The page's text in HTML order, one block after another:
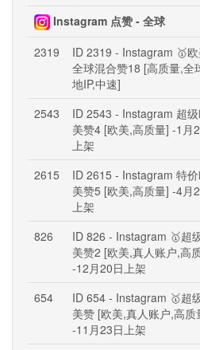
Instagram 点赞 - 全球
2319
ID 2319 - Instagram 🥇
全球混合赞18 [高质量,全
地IP,中速]
2543
ID 2543 - Instagram 超
美赞4 [欧美,高质量] -1月
上架
2615
ID 2615 - Instagram 特
美赞5 [欧美,高质量] -4月
上架
826
ID 826 - Instagram 🥇超
美赞2 [欧美,真人账户,高
-12月20日上架
654
ID 654 - Instagram 🥇超
美赞 [欧美,真人账户,高质
-11月23日上架